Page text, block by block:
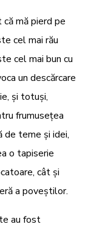
mă pierd pe
cel mai rău
cel mai bun cu
un descărcare
și totuși,
frumusețea
de teme și idei,
o tapiserie
cât și
a poveștilor.
au fost